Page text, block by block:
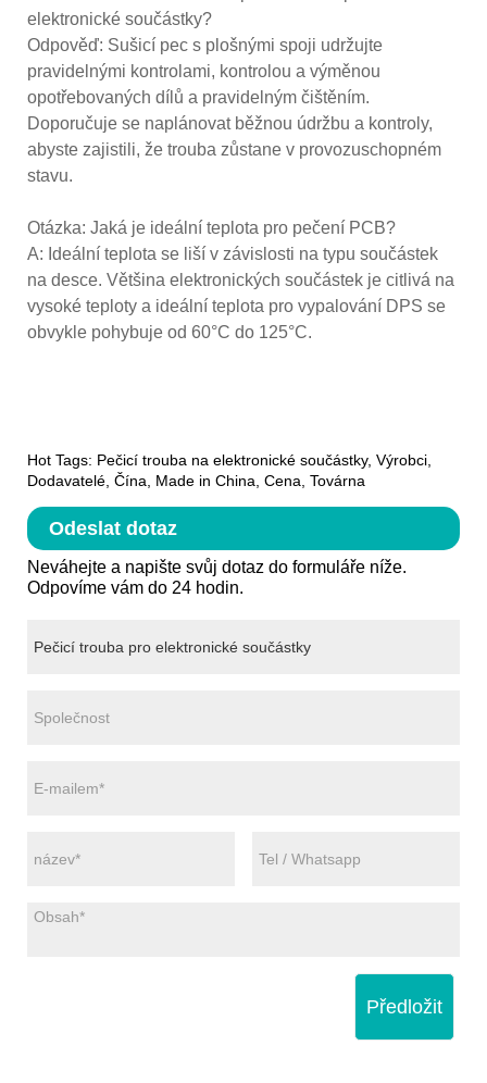
elektronické součástky?
Odpověď: Sušicí pec s plošnými spoji udržujte
pravidelnými kontrolami, kontrolou a výměnou
opotřebovaných dílů a pravidelným čištěním.
Doporučuje se naplánovat běžnou údržbu a kontroly,
abyste zajistili, že trouba zůstane v provozuschopném
stavu.
Otázka: Jaká je ideální teplota pro pečení PCB?
A: Ideální teplota se liší v závislosti na typu součástek
na desce. Většina elektronických součástek je citlivá na
vysoké teploty a ideální teplota pro vypalování DPS se
obvykle pohybuje od 60°C do 125°C.
Hot Tags: Pečicí trouba na elektronické součástky, Výrobci,
Dodavatelé, Čína, Made in China, Cena, Továrna
Odeslat dotaz
Neváhejte a napište svůj dotaz do formuláře níže.
Odpovíme vám do 24 hodin.
Předložit